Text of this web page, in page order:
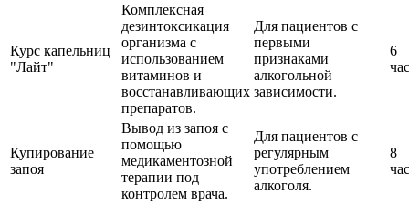
Курс капельниц
"Лайт"
Комплексная
дезинтоксикация
организма с
использованием
витаминов и
восстанавливающих
препаратов.
Для пациентов с
первыми
признаками
алкогольной
зависимости.
6
Купирование
запоя
Вывод из запоя с
помощью
медикаментозной
терапии под
контролем врача.
Для пациентов с
регулярным
употреблением
алкоголя.
8